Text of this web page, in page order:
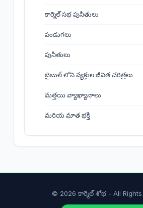
కార్మెల్ సభ పునీతులు
పండుగలు
పునీతులు
బైబుల్ లోని వ్యక్తుల జీవిత చరిత్రలు
మత్తయి వ్యాఖ్యానాలు
మరియ మాత భక్తి
© 2026 కార్మెల్ శోభ - All Rights